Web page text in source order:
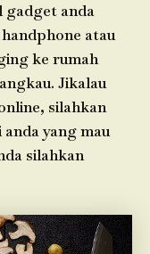
gadget anda
atau
ke rumah
Jikalau
silahkan
yang mau
silahkan